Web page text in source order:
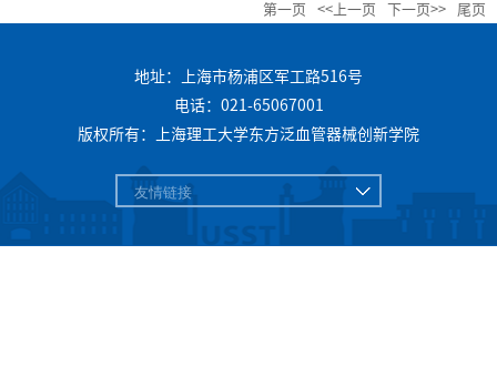
第一页 <<上一页 下一页>> 尾页
地址：上海市杨浦区军工路516号
电话：021-65067001
版权所有：上海理工大学东方泛血管器械创新学院